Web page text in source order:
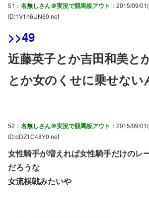
51： 名無しさん＠実況で競馬板アウト ：2015/09/
ID:1V1n6UN60.net
>>49
近藤英子とか吉田和美と
とか女のくせに乗せない
52： 名無しさん＠実況で競馬板アウト ：2015/09/
ID:qDZ1C48Y0.net
女性騎手が増えれば女性騎手だけのレ
だろうな
女流棋戦みたいや